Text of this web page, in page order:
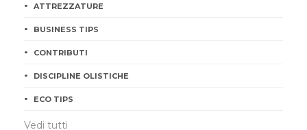
ATTREZZATURE
BUSINESS TIPS
CONTRIBUTI
DISCIPLINE OLISTICHE
ECO TIPS